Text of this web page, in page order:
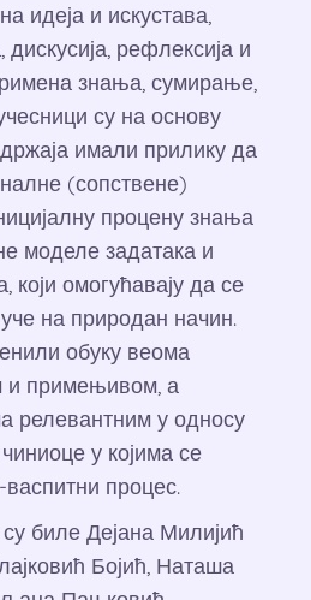
идеја и искустава,
рефлексија и
знања, сумирање,
су на основу
имали прилику да
(сопствене)
процену знања
моделе задатака и
који омогућавају да се
уче на природан начин.
обуку веома
и примењивом, а
релевантним у односу
у којима се
процес.
биле Дејана Милијић
Бојић, Наташа